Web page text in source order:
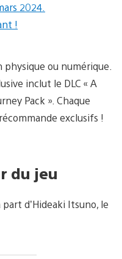
2024.
!
physique ou numérique.
inclut le DLC « A
Pack ». Chaque
exclusifs !
du jeu
d’Hideaki Itsuno, le